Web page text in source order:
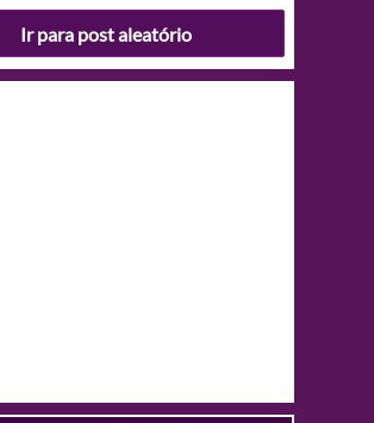
Ir para post aleatório